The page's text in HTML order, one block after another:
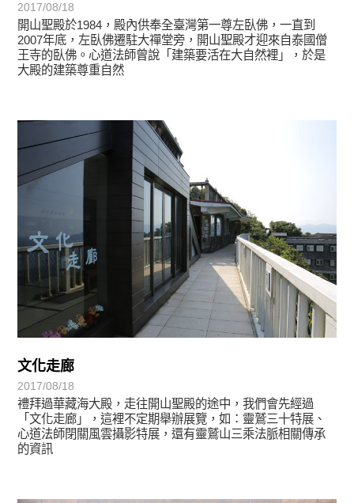
2017/08/18
開山聖殿於1984，殿內供奉全臺灣第一尊左臥佛，一直到
2007年底，左臥佛遷駐大禪堂旁，開山聖殿才迎來自泰國僧
王寺的臥佛。心道法師曾說「建築要活在大自然裡」，於是
大殿的建築尊重自然
文化走廊
2017/08/18
禮拜過華藏海大殿，走往開山聖殿的途中，我們會先經過
「文化走廊」，這裡不定期舉辦展覽，如：靈鷲三十特展、
心道法師閉關風雲攝影特展，還有靈鷲山三乘法脈相關傳承
的資訊